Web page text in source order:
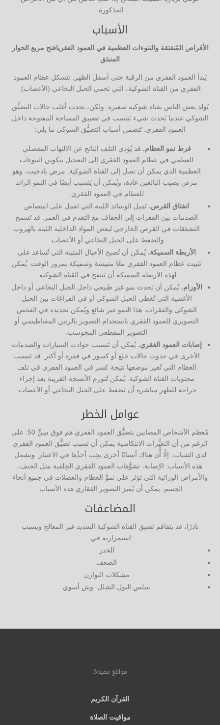
المذكورة.
الأسباب
الأقراص المُنفتقة والنتوءات العظمية في العمود الفقريافتح مربع الحوار
المنبثق
يَبدأ العمود الفقري من الرقبة حتى أسفل الظهر. تتشكل عظام العمود
الفقري من القناة الشوكية، التي تحمي الحبل النخاعي (الأعصاب).
يُولد بعض الناس بقناة شوكية صغيرة. ولكن، تحدث أغلب حالات التضيُّق
الشوكي عندما يَحدث شيء يَتسبب في تضييق المساحة المفتوحة داخل
العمود الفقري. تَتضمن أسباب التضيُّق الشوكي ما يلي:
فرط نمو العظام. قد يُؤدي التلف الناتج عن الالتهاب المفصلي
العظمي في عظام العمود الفقري إلى التعجيل بتكوين النتوءات
العظمية الذي يمكن أن تصل إلى القناة الشوكية. مرض بادجيت، وهو
مرض يصيب البالغين عادة، ويُمكن أن يَتسبب أيضًا في النمو الزائد
للعظام في العمود الفقري.
انفتاق القرص. تَميل الوسائد اللينة التي تَعمل على امتصاص
الصدمات بين الفقرات إلى الجفاف مع التقدم في العمر. قد تَسمح
التشققات في القرص الخارجي لبعض المواد الداخلية اللينة بالهروب
والضغط على الحبل النخاعي أو الأعصاب.
الأربطة السميكة. يُمكن أن تُصبح الأحبال المتينة التي تُساعد على
تثبيت عظام العمود الفقري معًا متيبسة وسميكة بمرور الوقت. يُمكن
لهذه الأربطة السميكة أن تَنتفخ في القناة الشوكية.
الأورام. يُمكن أن يَحدث نمو غير طبيعي داخل الحبل النخاعي أو داخل
الأغشية التي تُغطي الحبل الشوكي أو في الفراغات بين الحبل
الشوكي والفقرات. هذا النمو غير شائع ويُمكن تحديده في الفحص
التصويري للعمود الفقري باستخدام التصوير بالرنين المغناطيسي أو
التصوير المقطعي المحوسب.
إصابات العمود الفقري. يُمكن أن تَتسبب حوادث السيارات والصدمات
الأخرى في حدوث حالات خلع أو كسور في فقرة أو أكثر. قد تَتسبب
العظام التي تُغير موضعها نتيجة كسر في العمود الفقري في تلف
محتويات القناة الشوكية. يُمكن لتورم الأنسجة القريبة بعد إجراء
جراحة للظهر مباشرة أن تَضغط على الحبل النخاعي أو الأعصاب.
عوامل الخطر
مُعظم الأشخاص المصابين بتضيُّق العمود الفقري هم فوق سِنِّ 50. على
الرغم من أن التغيُّرات الانتكاسية يمكن أن تسبب تضيُّق العمود الفقري
لدى الشباب، إلَّا أَّن هناك أسبابًا أخرى يجِب أخذُها في الاعتبار. وتشمل
هذه الأسباب: الإصابة، تشوُّهات العمود الفقري الخِلقية مثل الجنف،
والأمراض الوراثية التي تؤثر على نموِّ العظام والعضلات في جميع أنحاء
الجسم. يمكن أن يُميز التصوير الفقاري هذه الأسباب.
المضاعفات
نادرًا، قد يتفاقم تضيق القناة الشوكية الشديد غير المعالج ويسبب
استمرارية في:
الخدر
الضعف
مشكلات التوازن
سلس البول الشلل وش أسوي
مواقع مفيدة
القرآن الكريم
مواقيت الصلاة